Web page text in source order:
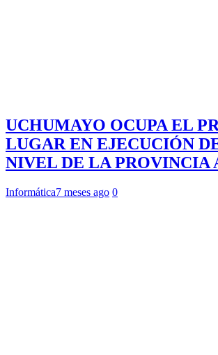
UCHUMAYO OCUPA EL
LUGAR EN EJECUCIÓN
NIVEL DE LA PROVINCIA
Informática7 meses ago 0